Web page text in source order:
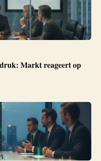
Markt reageert op